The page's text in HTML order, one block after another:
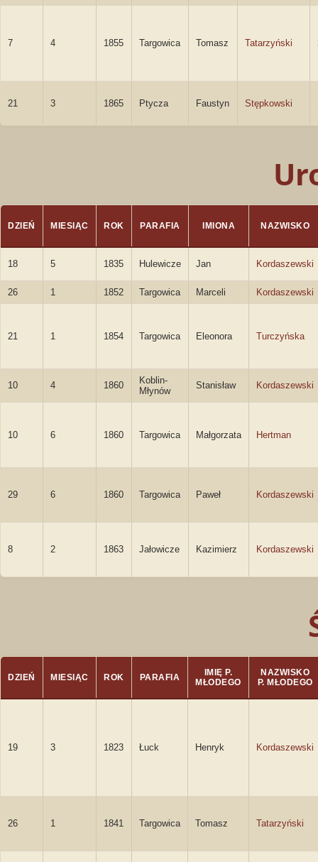
7 4 1855 Targowica Tomasz Tatarzyński
21 3 1865 Ptycza Faustyn Stępkowski
DZIEŃ MIESIĄC ROK PARAFIA IMIONA NAZWISKO
18 5 1835 Hulewicze Jan Kordaszewski
26 1 1852 Targowica Marceli Kordaszewski
21 1 1854 Targowica Eleonora Turczyńska
10 4 1860
Koblin-
Młynów
Stanisław Kordaszewski
10 6 1860 Targowica Małgorzata Hertman
29 6 1860 Targowica Paweł Kordaszewski
8 2 1863 Jałowicze Kazimierz Kordaszewski
DZIEŃ MIESIĄC ROK PARAFIA
IMIĘ P.
MŁODEGO
NAZWISKO
P. MŁODEGO
19 3 1823 Łuck Henryk Kordaszewski
26 1 1841 Targowica Tomasz Tatarzyński